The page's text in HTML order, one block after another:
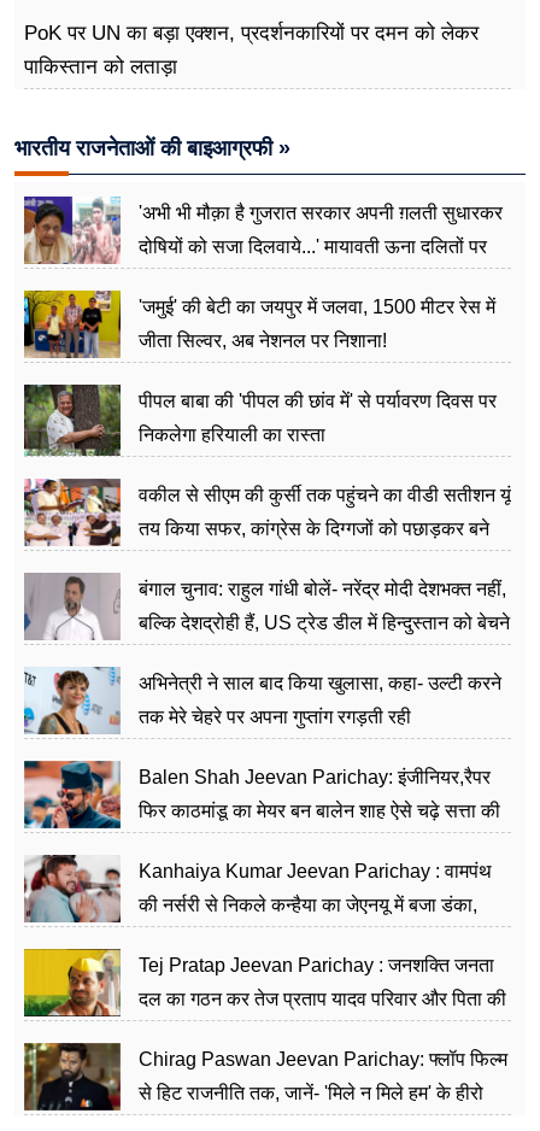
PoK पर UN का बड़ा एक्शन, प्रदर्शनकारियों पर दमन को लेकर
पाकिस्तान को लताड़ा
भारतीय राजनेताओं की बाइआग्रफी »
'अभी भी मौक़ा है गुजरात सरकार अपनी ग़लती सुधारकर
दोषियों को सजा दिलवाये...' मायावती ऊना दलितों पर
'जमुई' की बेटी का जयपुर में जलवा, 1500 मीटर रेस में
जीता सिल्वर, अब नेशनल पर निशाना!
पीपल बाबा की 'पीपल की छांव में' से पर्यावरण दिवस पर
निकलेगा हरियाली का रास्ता
वकील से सीएम की कुर्सी तक पहुंचने का वीडी सतीशन यूं
तय किया सफर, कांग्रेस के दिग्गजों को पछाड़कर बने
बंगाल चुनाव: राहुल गांधी बोलें- नरेंद्र मोदी देशभक्त नहीं,
बल्कि देशद्रोही हैं, US ट्रेड डील में हिन्दुस्तान को बेचने
अभिनेत्री ने साल बाद किया खुलासा, कहा- उल्टी करने
तक मेरे चेहरे पर अपना गुप्तांग रगड़ती रही
Balen Shah Jeevan Parichay: इंजीनियर,रैपर
फिर काठमांडू का मेयर बन बालेन शाह ऐसे चढ़े सत्ता की
Kanhaiya Kumar Jeevan Parichay : वामपंथ
की नर्सरी से निकले कन्हैया का जेएनयू में बजा डंका,
Tej Pratap Jeevan Parichay : जनशक्ति जनता
दल का गठन कर तेज प्रताप यादव परिवार और पिता की
Chirag Paswan Jeevan Parichay: फ्लॉप फिल्म
से हिट राजनीति तक, जानें- 'मिले न मिले हम' के हीरो